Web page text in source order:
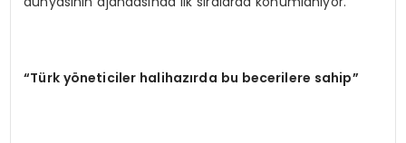
“Türk yöneticiler halihazırda bu becerilere sahip”